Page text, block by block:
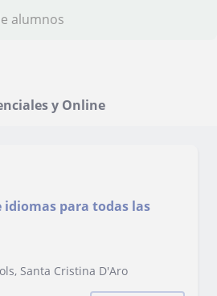
alumnos
y Online
idiomas para todas las
Santa Cristina D'Aro